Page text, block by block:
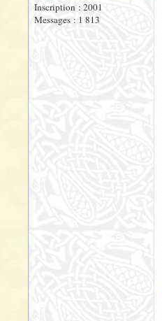
Inscription : 2001
Messages : 1 813